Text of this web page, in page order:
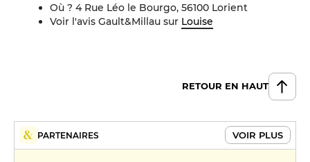
Où ? 4 Rue Léo le Bourgo, 56100 Lorient
Voir l'avis Gault&Millau sur Louise
RETOUR EN HAUT
PARTENAIRES VOIR PLUS